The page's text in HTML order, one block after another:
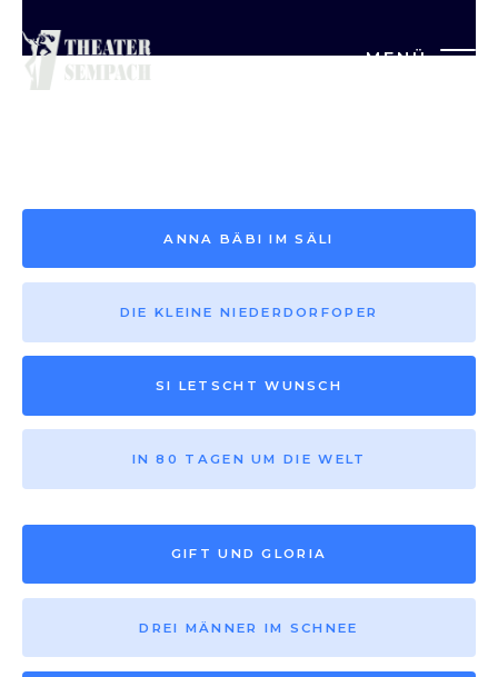
MENÜ
Saison vor 2013
ANNA BÄBI IM SÄLI
DIE KLEINE NIEDERDORFOPER
SI LETSCHT WUNSCH
IN 80 TAGEN UM DIE WELT
GIFT UND GLORIA
DREI MÄNNER IM SCHNEE